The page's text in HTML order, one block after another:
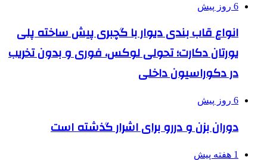
6 روز پیش
انواع قاب بندی دیوار با گچبری پیش ساخته پلی
یورتان دکارت؛ تحولی لوکس، فوری و بدون تخریب
در دکوراسیون داخلی
6 روز پیش
دوران بزن و دررو برای اشرار گذشته است
1 هفته پیش